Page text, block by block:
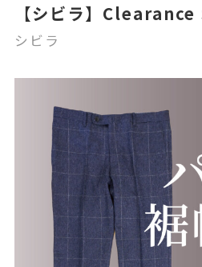
【シビラ】
シビラ